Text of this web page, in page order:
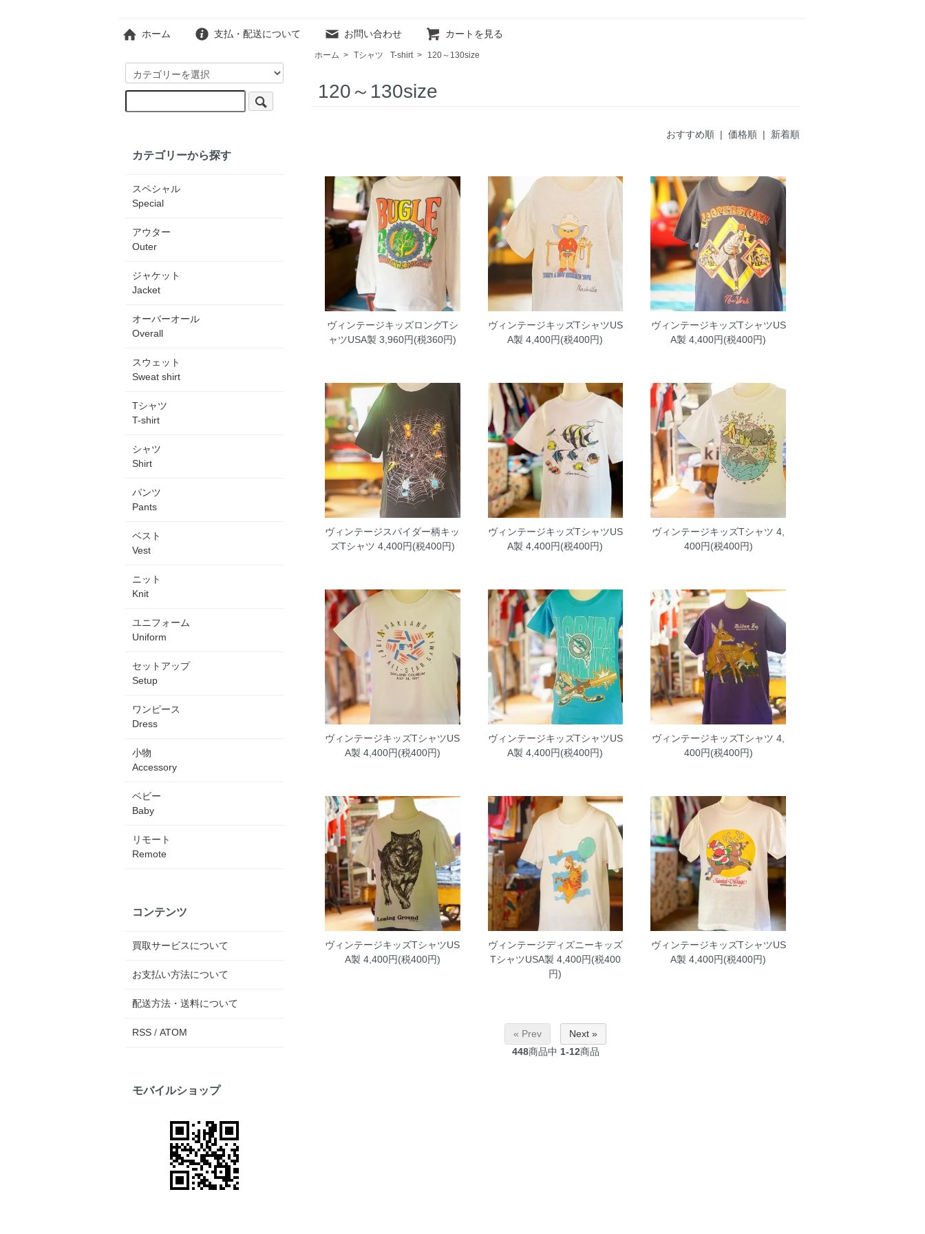
ホーム 支払・配送について お問い合わせ カートを見る
ホーム > Tシャツ T-shirt > 120～130size
120～130size
おすすめ順 | 価格順 | 新着順
ヴィンテージキッズロングTシ
ャツUSA製 3,960円(税360円)
ヴィンテージキッズTシャツUS
A製 4,400円(税400円)
ヴィンテージキッズTシャツUS
A製 4,400円(税400円)
ヴィンテージスパイダー柄キッ
ズTシャツ 4,400円(税400円)
ヴィンテージキッズTシャツUS
A製 4,400円(税400円)
ヴィンテージキッズTシャツ 4,
400円(税400円)
ヴィンテージキッズTシャツUS
A製 4,400円(税400円)
ヴィンテージキッズTシャツUS
A製 4,400円(税400円)
ヴィンテージキッズTシャツ 4,
400円(税400円)
ヴィンテージキッズTシャツUS
A製 4,400円(税400円)
ヴィンテージディズニーキッズ
TシャツUSA製 4,400円(税400
円)
ヴィンテージキッズTシャツUS
A製 4,400円(税400円)
« Prev
Next »
448商品中 1-12商品
カテゴリーから探す
スペシャル
Special
アウター
Outer
ジャケット
Jacket
オーバーオール
Overall
スウェット
Sweat shirt
Tシャツ
T-shirt
シャツ
Shirt
パンツ
Pants
ベスト
Vest
ニット
Knit
ユニフォーム
Uniform
セットアップ
Setup
ワンピース
Dress
小物
Accessory
ベビー
Baby
リモート
Remote
コンテンツ
買取サービスについて
お支払い方法について
配送方法・送料について
RSS / ATOM
モバイルショップ